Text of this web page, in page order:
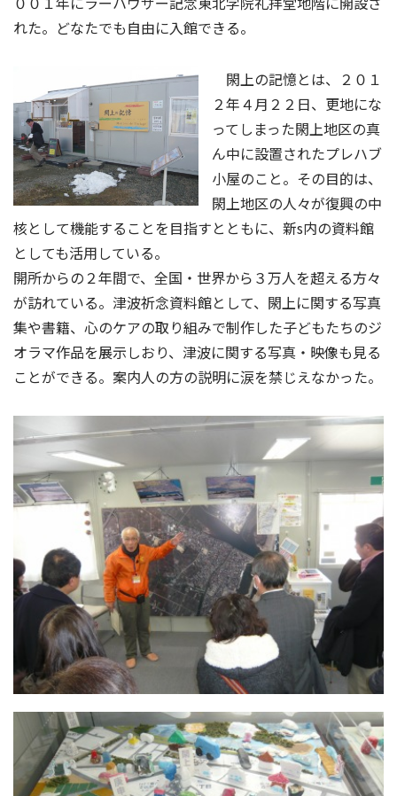
れた。どなたでも自由に入館できる。
閖上の記憶とは、２０１
２年４月２２日、更地にな
ってしまった閖上地区の真
ん中に設置されたプレハブ
小屋のこと。その目的は、
閖上地区の人々が復興の中
核として機能することを目指すとともに、新s内の資料館
としても活用している。
開所からの２年間で、全国・世界から３万人を超える方々
が訪れている。津波祈念資料館として、閖上に関する写真
集や書籍、心のケアの取り組みで制作した子どもたちのジ
オラマ作品を展示しおり、津波に関する写真・映像も見る
ことができる。案内人の方の説明に涙を禁じえなかった。